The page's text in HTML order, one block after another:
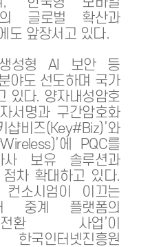
의 글로벌 확산과
도 앞장서고 있다.
생성형 AI 보안 등
야도 선도하며 국가
있다. 양자내성암호
서명과 구간암호화
(Key#Biz)’와
에 PQC를
보유 솔루션과
차 확대하고 있다.
소시엄이 이끄는
중계 플랫폼의
환 사업’이
한국인터넷진흥원